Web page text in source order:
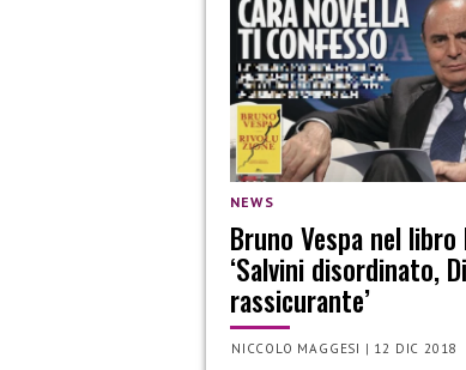
NEWS
Bruno Vespa nel libro
‘Salvini disordinato,
rassicurante’
NICCOLO MAGGESI | 12 DIC 2018